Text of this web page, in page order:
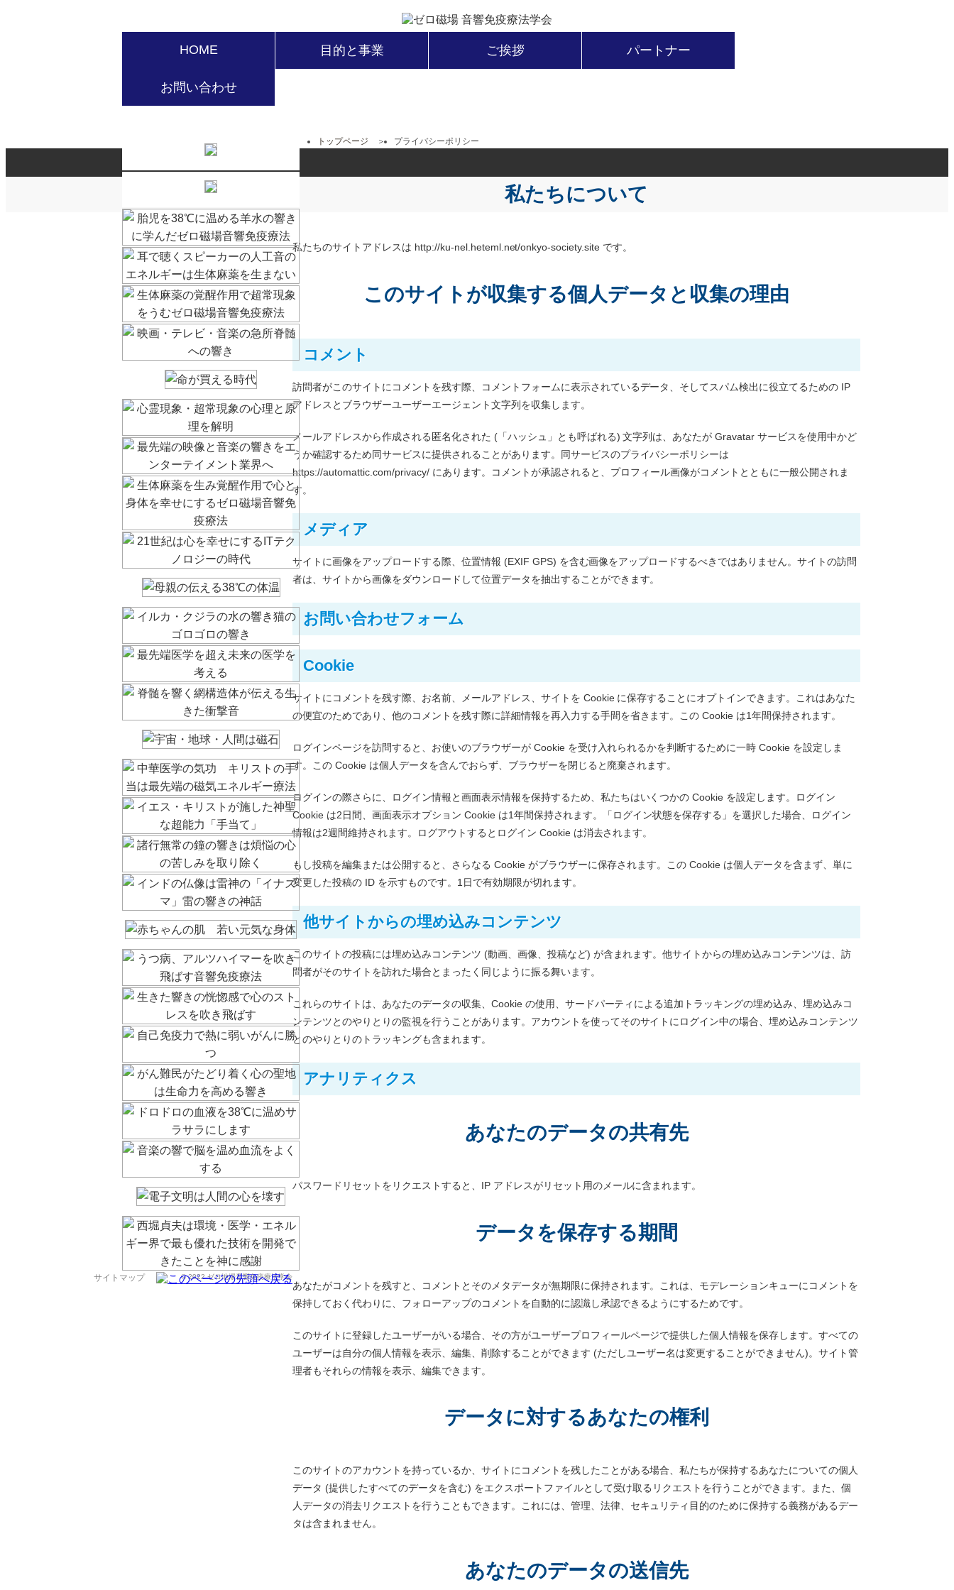
HOME 目的と事業 ご挨拶 パートナー
お問い合わせ
トップページ プライバシーポリシー
私たちについて
私たちのサイトアドレスは http://ku-nel.heteml.net/onkyo-society.site です。
このサイトが収集する個人データと収集の理由
コメント
訪問者がこのサイトにコメントを残す際、コメントフォームに表示されているデータ、そしてスパム検出に役立てるための IP
アドレスとブラウザーユーザーエージェント文字列を収集します。
メールアドレスから作成される匿名化された (「ハッシュ」とも呼ばれる) 文字列は、あなたが Gravatar サービスを使用中かど
うか確認するため同サービスに提供されることがあります。同サービスのプライバシーポリシーは
https://automattic.com/privacy/ にあります。コメントが承認されると、プロフィール画像がコメントとともに一般公開されま
す。
メディア
サイトに画像をアップロードする際、位置情報 (EXIF GPS) を含む画像をアップロードするべきではありません。サイトの訪問
者は、サイトから画像をダウンロードして位置データを抽出することができます。
お問い合わせフォーム
Cookie
サイトにコメントを残す際、お名前、メールアドレス、サイトを Cookie に保存することにオプトインできます。これはあなた
の便宜のためであり、他のコメントを残す際に詳細情報を再入力する手間を省きます。この Cookie は1年間保持されます。
ログインページを訪問すると、お使いのブラウザーが Cookie を受け入れられるかを判断するために一時 Cookie を設定しま
す。この Cookie は個人データを含んでおらず、ブラウザーを閉じると廃棄されます。
ログインの際さらに、ログイン情報と画面表示情報を保持するため、私たちはいくつかの Cookie を設定します。ログイン
Cookie は2日間、画面表示オプション Cookie は1年間保持されます。「ログイン状態を保存する」を選択した場合、ログイン
情報は2週間維持されます。ログアウトするとログイン Cookie は消去されます。
もし投稿を編集または公開すると、さらなる Cookie がブラウザーに保存されます。この Cookie は個人データを含まず、単に
変更した投稿の ID を示すものです。1日で有効期限が切れます。
他サイトからの埋め込みコンテンツ
このサイトの投稿には埋め込みコンテンツ (動画、画像、投稿など) が含まれます。他サイトからの埋め込みコンテンツは、訪
問者がそのサイトを訪れた場合とまったく同じように振る舞います。
これらのサイトは、あなたのデータの収集、Cookie の使用、サードパーティによる追加トラッキングの埋め込み、埋め込みコ
ンテンツとのやりとりの監視を行うことがあります。アカウントを使ってそのサイトにログイン中の場合、埋め込みコンテンツ
とのやりとりのトラッキングも含まれます。
アナリティクス
あなたのデータの共有先
パスワードリセットをリクエストすると、IP アドレスがリセット用のメールに含まれます。
データを保存する期間
あなたがコメントを残すと、コメントとそのメタデータが無期限に保持されます。これは、モデレーションキューにコメントを
保持しておく代わりに、フォローアップのコメントを自動的に認識し承認できるようにするためです。
このサイトに登録したユーザーがいる場合、その方がユーザープロフィールページで提供した個人情報を保存します。すべての
ユーザーは自分の個人情報を表示、編集、削除することができます (ただしユーザー名は変更することができません)。サイト管
理者もそれらの情報を表示、編集できます。
データに対するあなたの権利
このサイトのアカウントを持っているか、サイトにコメントを残したことがある場合、私たちが保持するあなたについての個人
データ (提供したすべてのデータを含む) をエクスポートファイルとして受け取るリクエストを行うことができます。また、個
人データの消去リクエストを行うこともできます。これには、管理、法律、セキュリティ目的のために保持する義務があるデー
タは含まれません。
あなたのデータの送信先
サイトマップ © 2022 ゼロ地場音響免疫療法学会